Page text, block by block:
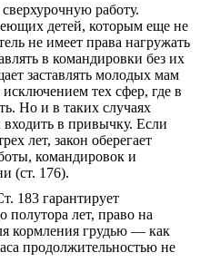
работу.
детей, которым еще не
не имеет права нагружать
в командировки без их
заставлять молодых мам
тех сфер, где в
Но и в таких случаях
в привычку. Если
лет, закон оберегает
командировок и
(ст. 176).
183 гарантирует
лет, право на
кормления грудью — как
продолжительностью не